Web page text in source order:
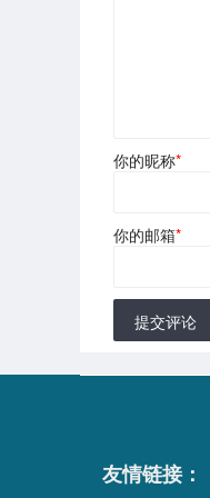
你的昵称*
你的邮箱*
提交评论
友情链接：